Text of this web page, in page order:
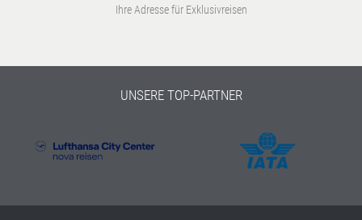
Ihre Adresse für Exklusivreisen
UNSERE TOP-PARTNER